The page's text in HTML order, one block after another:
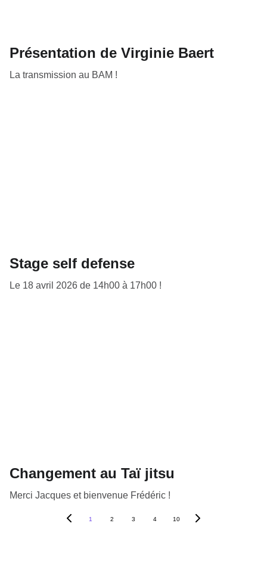
Présentation de Virginie Baert
La transmission au BAM !
Stage self defense
Le 18 avril 2026 de 14h00 à 17h00 !
Changement au Taï jitsu
Merci Jacques et bienvenue Frédéric !
1 2 3 4 10